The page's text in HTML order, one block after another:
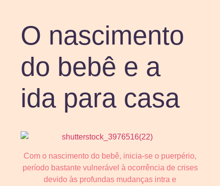
O nascimento
do bebê e a
ida para casa
Com o nascimento do bebê, inicia-se o puerpério,
período bastante vulnerável à ocorrência de crises
devido às profundas mudanças intra e